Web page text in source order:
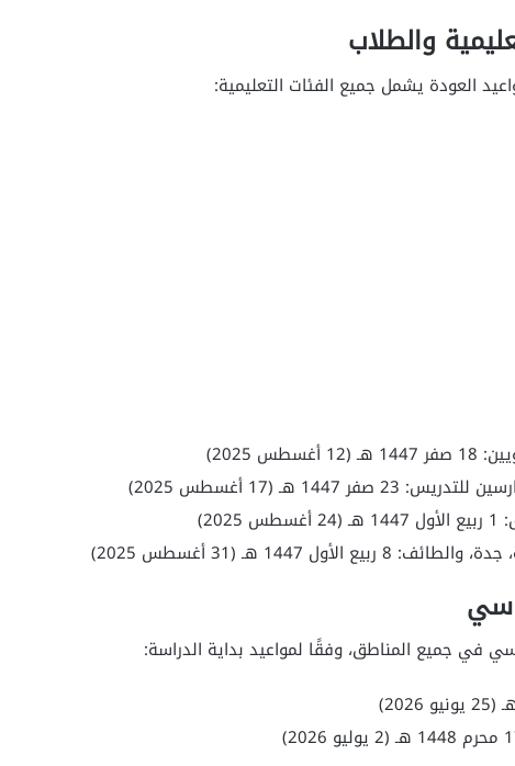
والطلاب
العودة يشمل جميع الفئات التعليمية:
2025)
1447 هـ (17 أغسطس 2025)
1447 هـ (31 أغسطس 2025)
في جميع المناطق، وفقًا لمواعيد بداية الدراسة: